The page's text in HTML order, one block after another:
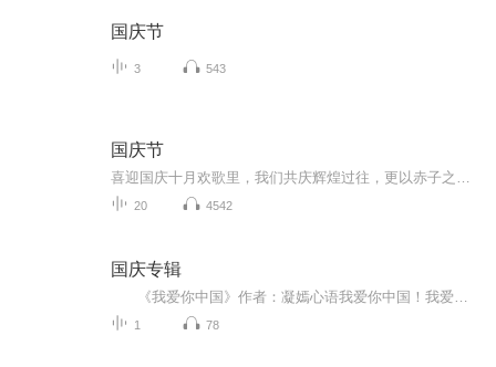
国庆节
3 543
国庆节
20 4542
国庆专辑
1 78